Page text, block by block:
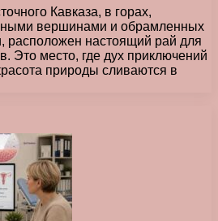
Кавказа, в горах,
вершинами и обрамленных
расположен настоящий рай для
Это место, где дух приключений
природы сливаются в